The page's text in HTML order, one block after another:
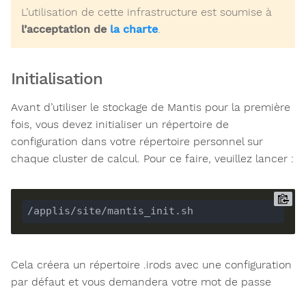
L’utilisation de cette infrastructure est soumise à
l’acceptation de la charte.
Initialisation
Avant d’utiliser le stockage de Mantis pour la première
fois, vous devez initialiser un répertoire de
configuration dans votre répertoire personnel sur
chaque cluster de calcul. Pour ce faire, veuillez lancer :
Cela créera un répertoire .irods avec une configuration
par défaut et vous demandera votre mot de passe